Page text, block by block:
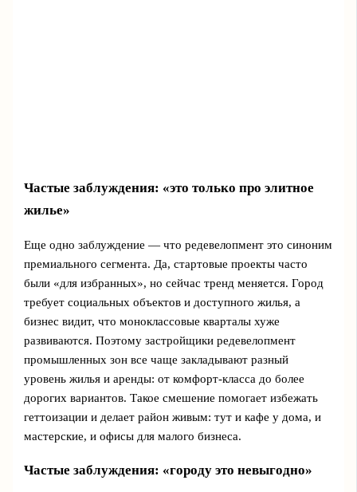
Частые заблуждения: «это только про элитное
жилье»
Еще одно заблуждение — что редевелопмент это синоним
премиального сегмента. Да, стартовые проекты часто
были «для избранных», но сейчас тренд меняется. Город
требует социальных объектов и доступного жилья, а
бизнес видит, что моноклассовые кварталы хуже
развиваются. Поэтому застройщики редевелопмент
промышленных зон все чаще закладывают разный
уровень жилья и аренды: от комфорт‑класса до более
дорогих вариантов. Такое смешение помогает избежать
геттоизации и делает район живым: тут и кафе у дома, и
мастерские, и офисы для малого бизнеса.
Частые заблуждения: «городу это невыгодно»